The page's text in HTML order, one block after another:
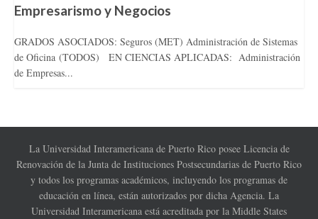
Empresarismo y Negocios
GRADOS ASOCIADOS: Seguros (MET) Administración de Sistemas
de Oficina (TODOS) EN CIENCIAS APLICADAS: Administración
de Empresas...
La Universidad Interamericana de Puerto Rico posee Licencia de
Renovación de la Junta de Instituciones Postsecundarias de Puerto Rico
y todos los programas académicos, incluyendo los programas de
educación en línea, están autorizados por dicha Agencia. La
Universidad Interamericana está acreditada por la Middle States